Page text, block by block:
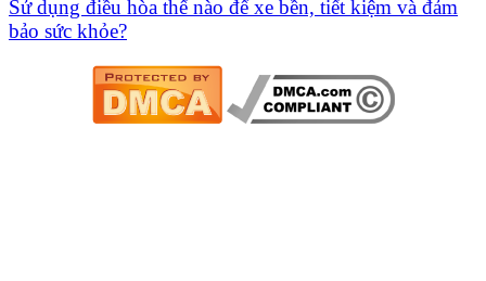
Sử dụng điều hòa thế nào để xe bền, tiết kiệm và đảm
bảo sức khỏe?